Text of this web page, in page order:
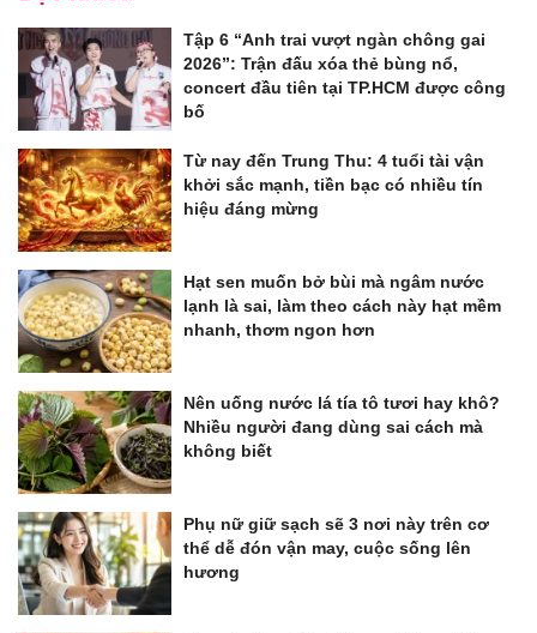
Tập 6 “Anh trai vượt ngàn chông gai
2026”: Trận đấu xóa thẻ bùng nổ,
concert đầu tiên tại TP.HCM được công
bố
Từ nay đến Trung Thu: 4 tuổi tài vận
khởi sắc mạnh, tiền bạc có nhiều tín
hiệu đáng mừng
Hạt sen muốn bở bùi mà ngâm nước
lạnh là sai, làm theo cách này hạt mềm
nhanh, thơm ngon hơn
Nên uống nước lá tía tô tươi hay khô?
Nhiều người đang dùng sai cách mà
không biết
Phụ nữ giữ sạch sẽ 3 nơi này trên cơ
thể dễ đón vận may, cuộc sống lên
hương